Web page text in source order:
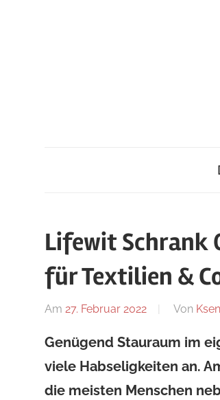
Lifewit Schrank
für Textilien &
Am 27. Februar 2022 Von
Genügend Stauraum im
viele Habseligkeiten an.
die meisten Menschen